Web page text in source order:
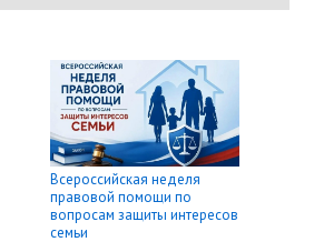
Всероссийская неделя
правовой помощи по
вопросам защиты интересов
семьи